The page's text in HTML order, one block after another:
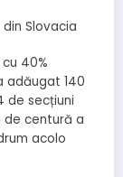
Slovacia
40%
adăugat 140
de secțiuni
de centură a
acolo